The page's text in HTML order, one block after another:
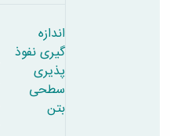
اندازه
گیری نفوذ
پذیری
سطحی
بتن